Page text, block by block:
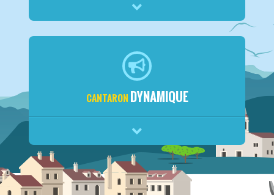
CANTARON DYNAMIQUE